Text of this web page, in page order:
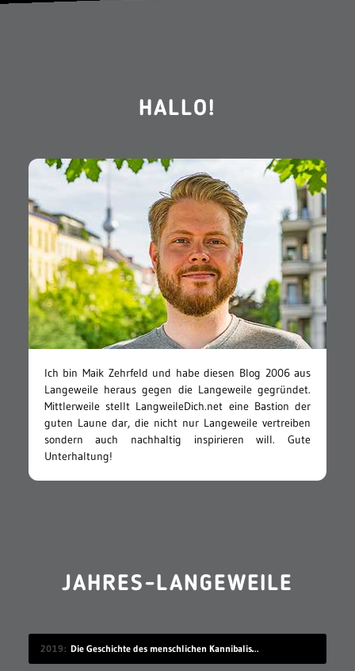
HALLO!
Ich bin Maik Zehrfeld und habe diesen Blog 2006 aus
Langeweile heraus gegen die Langeweile gegründet.
Mittlerweile stellt LangweileDich.net eine Bastion der
guten Laune dar, die nicht nur Langeweile vertreiben
sondern auch nachhaltig inspirieren will. Gute
Unterhaltung!
JAHRES-LANGEWEILE
2019 Die Geschichte des menschlichen Kannibalismus